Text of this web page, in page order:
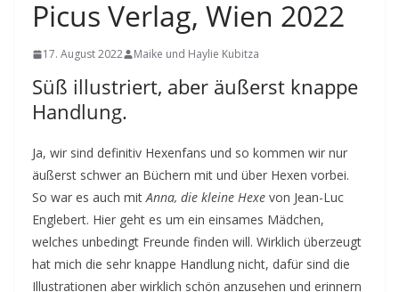
Picus Verlag, Wien 2022
17. August 2022 Maike und Haylie Kubitza
Süß illustriert, aber äußerst knappe
Handlung.
Ja, wir sind definitiv Hexenfans und so kommen wir nur
äußerst schwer an Büchern mit und über Hexen vorbei.
So war es auch mitAnna, die kleine Hexe von Jean-Luc
Englebert. Hier geht es um ein einsames Mädchen,
welches unbedingt Freunde finden will. Wirklich überzeugt
hat mich die sehr knappe Handlung nicht, dafür sind die
Illustrationen aber wirklich schön anzusehen und erinnern